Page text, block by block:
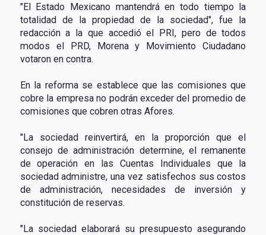
"El Estado Mexicano mantendrá en todo tiempo la
totalidad de la propiedad de la sociedad", fue la
redacción a la que accedió el PRI, pero de todos
modos el PRD, Morena y Movimiento Ciudadano
votaron en contra.
En la reforma se establece que las comisiones que
cobre la empresa no podrán exceder del promedio de
comisiones que cobren otras Afores.
"La sociedad reinvertirá, en la proporción que el
consejo de administración determine, el remanente
de operación en las Cuentas Individuales que la
sociedad administre, una vez satisfechos sus costos
de administración, necesidades de inversión y
constitución de reservas.
"La sociedad elaborará su presupuesto asegurando